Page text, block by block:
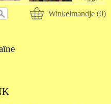
Winkelmandje (0)